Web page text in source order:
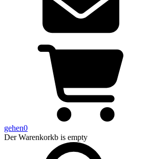
gehen0
Der Warenkorkb is empty